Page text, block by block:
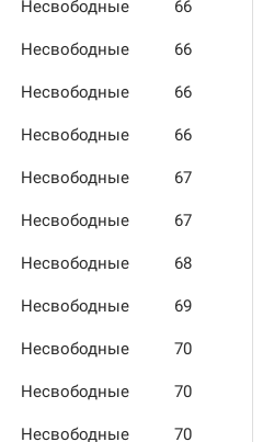
Несвободные 66
Несвободные 66
Несвободные 66
Несвободные 66
Несвободные 67
Несвободные 67
Несвободные 68
Несвободные 69
Несвободные 70
Несвободные 70
Несвободные 70